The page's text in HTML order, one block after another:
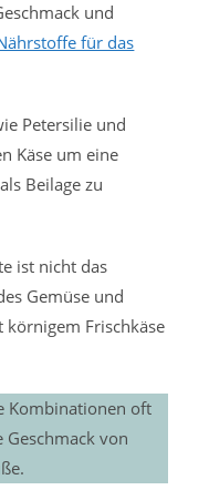
und
für das
Petersilie und
Käse um eine
Beilage zu
ist nicht das
Gemüse und
Frischkäse
Kombinationen oft
von